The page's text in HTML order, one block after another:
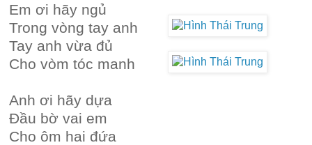
Em ơi hãy ngủ
Trong vòng tay anh
Tay anh vừa đủ
Cho vòm tóc manh
Anh ơi hãy dựa
Đầu bờ vai em
Cho ôm hai đứa